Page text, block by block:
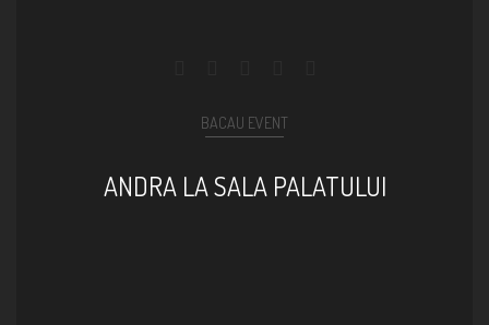
BACAU EVENT
ANDRA LA SALA PALATULUI